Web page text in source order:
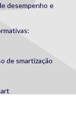
desempenho e
de smartização